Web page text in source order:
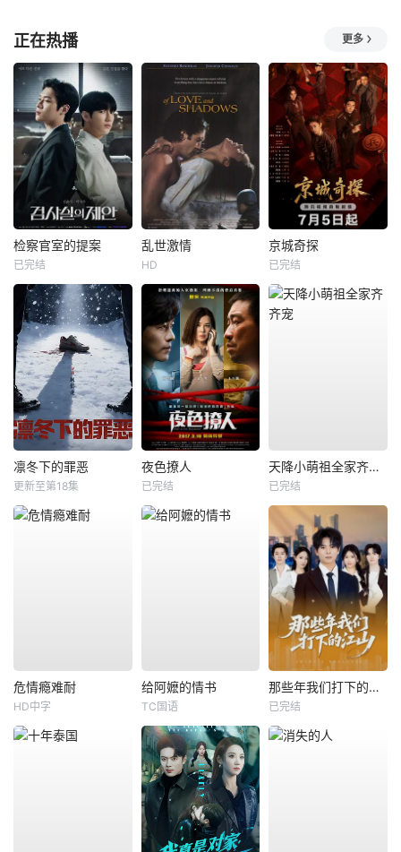
正在热播 更多
检察官室的提案
已完结
乱世激情
HD
京城奇探
已完结
凛冬下的罪恶
更新至第18集
夜色撩人
已完结
天降小萌祖全家齐齐宠
已完结
危情瘾难耐
HD中字
给阿嬷的情书
TC国语
那些年我们打下的江山
已完结